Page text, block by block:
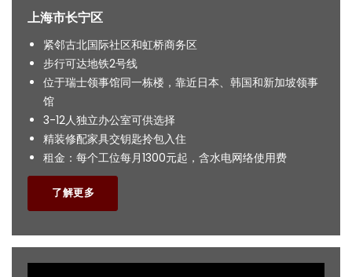
上海市长宁区
紧邻古北国际社区和虹桥商务区
步行可达地铁2号线
位于瑞士领事馆同一栋楼，靠近日本、韩国和新加坡领事
馆
3-12人独立办公室可供选择
精装修配家具交钥匙拎包入住
租金：每个工位每月1300元起，含水电网络使用费
了解更多